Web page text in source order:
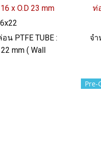
x O.D 23 mm
น PTFE TUBE :
mm ( Wall
รด ผิวเรียบลื่น
ท่
จำ
ท
Pre-